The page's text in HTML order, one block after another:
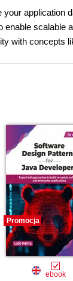
your application
enable scalable
with concepts
Promocja
ebook